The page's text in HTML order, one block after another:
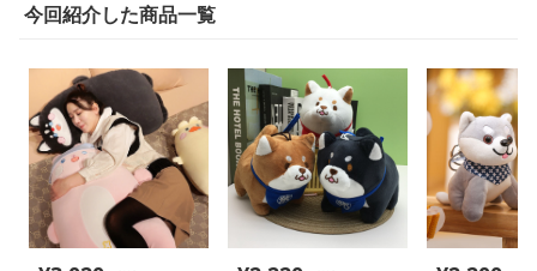
今回紹介した商品一覧